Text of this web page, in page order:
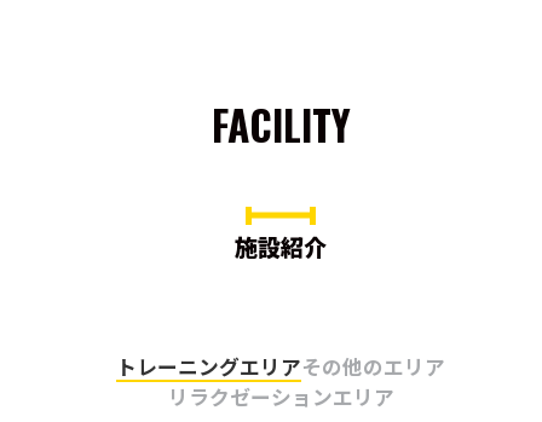
FACILITY
施設紹介
トレーニングエリアその他のエリア
リラクゼーションエリア